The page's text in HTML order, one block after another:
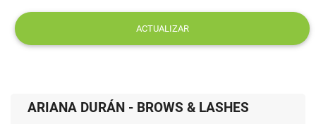
ACTUALIZAR
ARIANA DURÁN - BROWS & LASHES